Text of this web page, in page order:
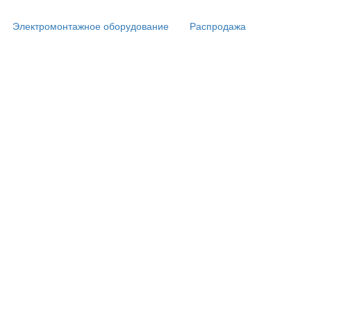
Электромонтажное оборудование Распродажа